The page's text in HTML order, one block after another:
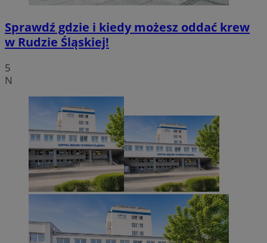
Sprawdź gdzie i kiedy możesz oddać krew
w Rudzie Śląskiej!
5
N